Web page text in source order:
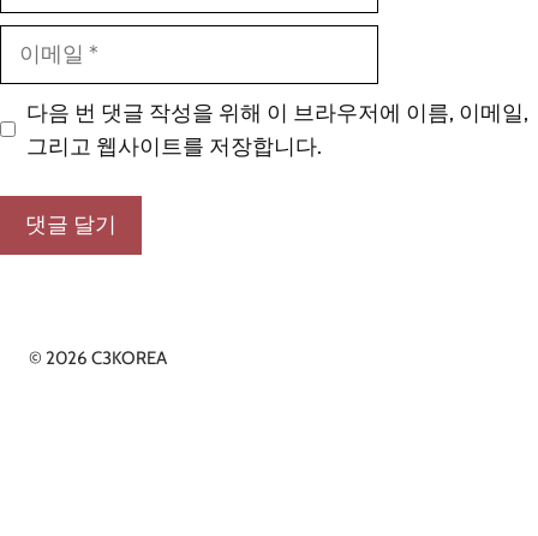
다음 번 댓글 작성을 위해 이 브라우저에 이름, 이메일,
그리고 웹사이트를 저장합니다.
© 2026 C3KOREA